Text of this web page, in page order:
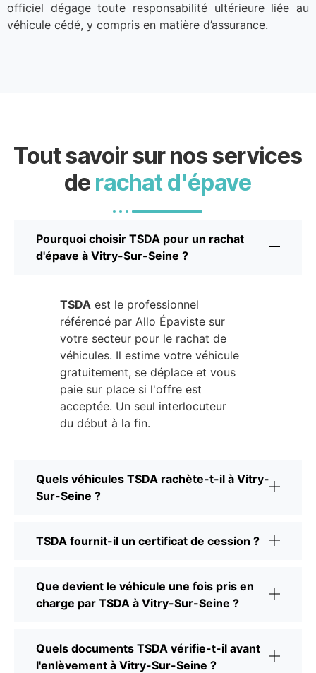
officiel dégage toute responsabilité ultérieure liée au
véhicule cédé, y compris en matière d’assurance.
Tout savoir sur nos services
de rachat d'épave
Pourquoi choisir TSDA pour un rachat
d'épave à Vitry-Sur-Seine ?
TSDA est le professionnel
référencé par Allo Épaviste sur
votre secteur pour le rachat de
véhicules. Il estime votre véhicule
gratuitement, se déplace et vous
paie sur place si l'offre est
acceptée. Un seul interlocuteur
du début à la fin.
Quels véhicules TSDA rachète-t-il à Vitry-
Sur-Seine ?
TSDA fournit-il un certificat de cession ?
Que devient le véhicule une fois pris en
charge par TSDA à Vitry-Sur-Seine ?
Quels documents TSDA vérifie-t-il avant
l'enlèvement à Vitry-Sur-Seine ?